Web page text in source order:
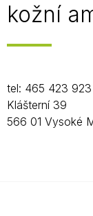
kožní
tel: 465 423 923
Klášterní 39
566 01 Vysoké